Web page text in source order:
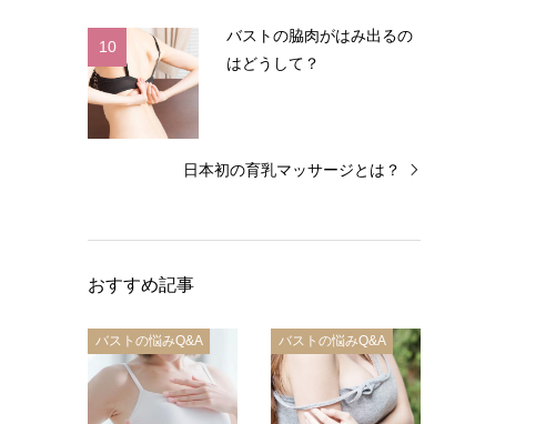
10
バストの脇肉がはみ出るの
はどうして？
日本初の育乳マッサージとは？
おすすめ記事
バストの悩みQ&A バストの悩みQ&A